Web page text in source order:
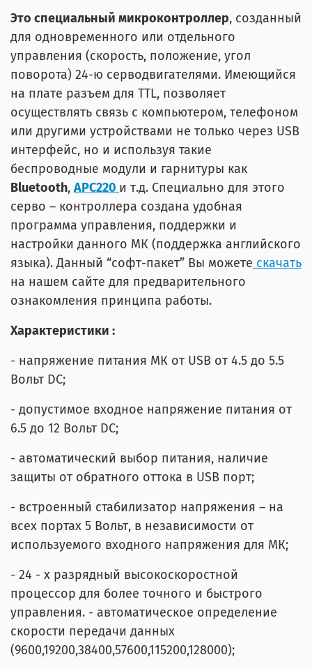
Это специальный микроконтроллер, созданный
для одновременного или отдельного
управления (скорость, положение, угол
поворота) 24-ю серводвигателями. Имеющийся
на плате разъем для TTL, позволяет
осуществлять связь с компьютером, телефоном
или другими устройствами не только через USB
интерфейс, но и используя такие
беспроводные модули и гарнитуры как
Bluetooth,APC220 и т.д. Специально для этого
серво – контроллера создана удобная
программа управления, поддержки и
настройки данного МК (поддержка английского
языка). Данный “софт-пакет” Вы можете скачать
на нашем сайте для предварительного
ознакомления принципа работы.
Характеристики :
- напряжение питания МК от USB от 4.5 до 5.5
Вольт DC;
- допустимое входное напряжение питания от
6.5 до 12 Вольт DC;
- автоматический выбор питания, наличие
защиты от обратного оттока в USB порт;
- встроенный стабилизатор напряжения – на
всех портах 5 Вольт, в независимости от
используемого входного напряжения для МК;
- 24 - х разрядный высокоскоростной
процессор для более точного и быстрого
управления. - автоматическое определение
скорости передачи данных
(9600,19200,38400,57600,115200,128000);